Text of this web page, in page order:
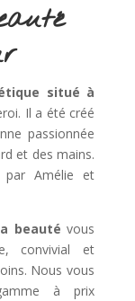
situé à
Il a été créé
passionnée
et des mains.
par Amélie et
beauté vous
convivial et
Nous vous
à prix